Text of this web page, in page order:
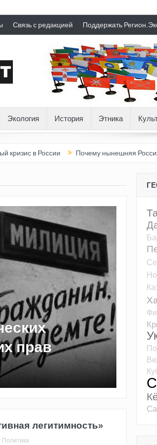
Связь с редакцией Поддержать
Экология История Этника
Почему нынешняя Россия стала
легитимность»
Политика